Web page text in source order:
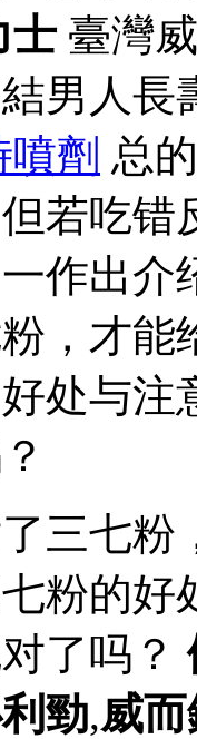
士 臺灣
男人長
劑 总
若吃错
作出介
，才能
处与注
三七
粉的好
了吗？
勁,威